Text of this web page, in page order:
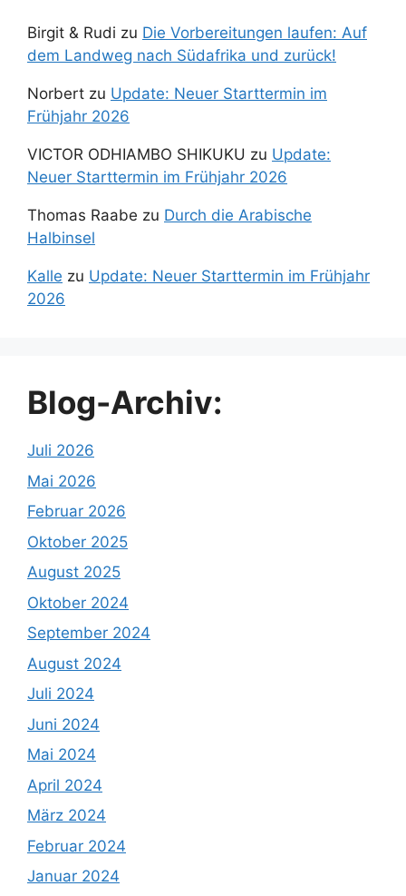
Birgit & Rudi zu Die Vorbereitungen laufen: Auf
dem Landweg nach Südafrika und zurück!
Norbert zu Update: Neuer Starttermin im
Frühjahr 2026
VICTOR ODHIAMBO SHIKUKU zu Update:
Neuer Starttermin im Frühjahr 2026
Thomas Raabe zu Durch die Arabische
Halbinsel
Kalle zu Update: Neuer Starttermin im Frühjahr
2026
Blog-Archiv:
Juli 2026
Mai 2026
Februar 2026
Oktober 2025
August 2025
Oktober 2024
September 2024
August 2024
Juli 2024
Juni 2024
Mai 2024
April 2024
März 2024
Februar 2024
Januar 2024